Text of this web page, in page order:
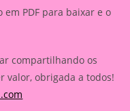
PDF para baixar e o
compartilhando os
valor, obrigada a todos!